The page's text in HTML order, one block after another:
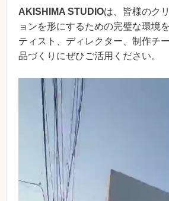
AKISHIMA STUDIOは、皆様のク
ョンを形にするための完璧な環境
ティスト、ディレクター、制作チ
品づくりにぜひご活用ください。